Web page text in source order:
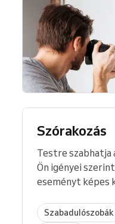
Szórakozás
Testre
Ön igényei
eseményt képes
Szabadulószobák